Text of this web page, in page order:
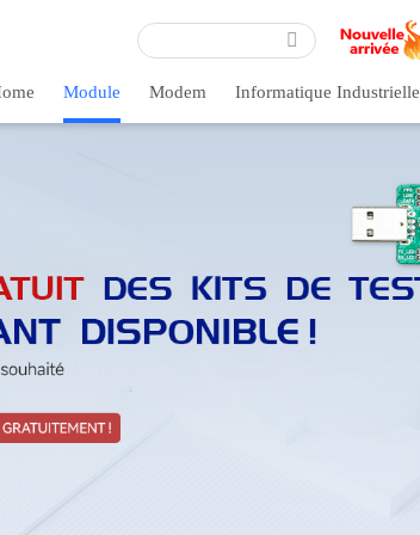
Module Modem Informatique Industrielle